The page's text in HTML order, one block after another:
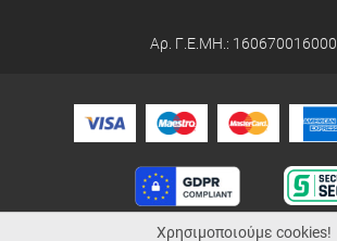
Αρ. Γ.Ε.ΜΗ.: 160670016000
Χρησιμοποιούμε cookies!